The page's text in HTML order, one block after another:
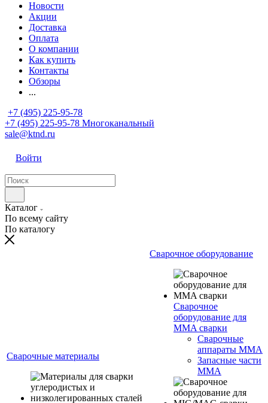
Новости
Акции
Доставка
Оплата
О компании
Как купить
Контакты
Обзоры
...
+7 (495) 225-95-78
+7 (495) 225-95-78 Многоканальный
sale@ktnd.ru
Войти
Каталог
По всему сайту
По каталогу
Сварочные материалы
Сварочное оборудование
Сварочное
оборудование для
MMA сварки
Сварочные
аппараты MMA
Запасные части
MMA